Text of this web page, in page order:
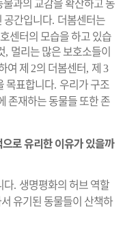
공간입니다. 더봄센터는
센터의 모습을 하고 있습
, 멀리는 많은 보호소들이
여 제 2의 더봄센터, 제 3
목표합니다. 우리가 구조
존재하는 동물들 또한 존
로 유리한 이유가 있을까
다. 생명평화의 허브 역할
유기된 동물들이 산책하